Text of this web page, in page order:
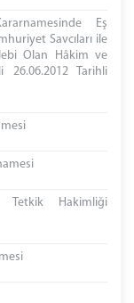
Eş
Savcıları ile
Olan Hâkim ve
26.06.2012 Tarihli
Tetkik Hakimliği